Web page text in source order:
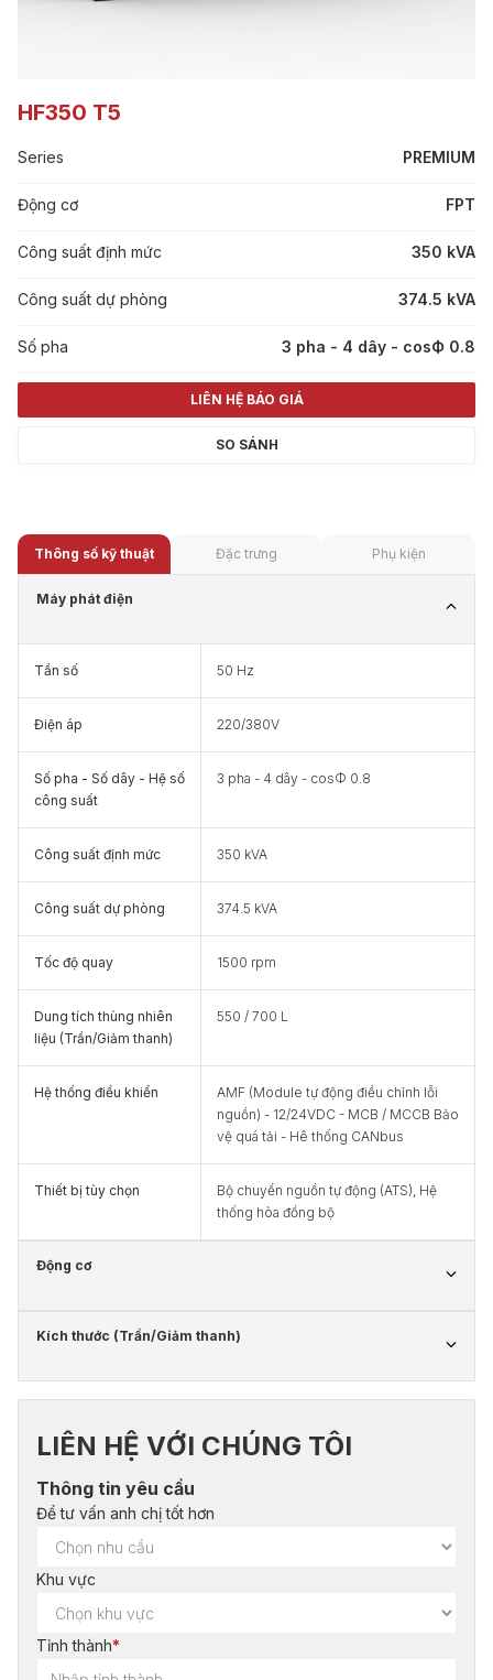
HF350 T5
Series PREMIUM
Động cơ FPT
Công suất định mức 350 kVA
Công suất dự phòng 374.5 kVA
Số pha 3 pha - 4 dây - cosФ 0.8
LIÊN HỆ BÁO GIÁ
SO SÁNH
Thông số kỹ thuật Đặc trưng Phụ kiện
Máy phát điện
Tần số 50 Hz
Điện áp 220/380V
Số pha - Số dây - Hệ số
công suất
3 pha - 4 dây - cosФ 0.8
Công suất định mức 350 kVA
Công suất dự phòng 374.5 kVA
Tốc độ quay 1500 rpm
Dung tích thùng nhiên
liệu (Trần/Giảm thanh)
550 / 700 L
Hệ thống điều khiển
AMF (Module tự động điều chỉnh lỗi
nguồn) - 12/24VDC - MCB / MCCB Bảo
vệ quá tải - Hê thống CANbus
Thiết bị tùy chọn
Bộ chuyển nguồn tự động (ATS), Hệ
thống hòa đồng bộ
Động cơ
Kích thước (Trần/Giảm thanh)
LIÊN HỆ VỚI CHÚNG TÔI
Thông tin yêu cầu
Để tư vấn anh chị tốt hơn
Khu vực
Tỉnh thành*